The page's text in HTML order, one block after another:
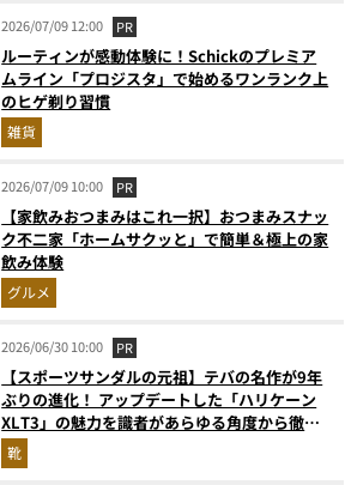
2026/07/09 12:00 PR
ルーティンが感動体験に！Schickのプレミア
ムライン「プロジスタ」で始めるワンランク上
のヒゲ剃り習慣
雑貨
2026/07/09 10:00 PR
【家飲みおつまみはこれ一択】おつまみスナッ
ク不二家「ホームサクッと」で簡単＆極上の家
飲み体験
グルメ
2026/06/30 10:00 PR
【スポーツサンダルの元祖】テバの名作が9年
ぶりの進化！ アップデートした「ハリケーン
XLT3」の魅力を識者があらゆる角度から徹底
解説！
靴